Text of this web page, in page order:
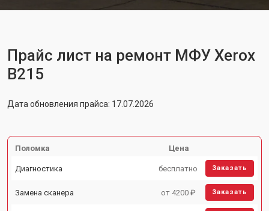
Прайс лист на ремонт МФУ Xerox
B215
Дата обновления прайса: 17.07.2026
Поломка Цена
Диагностика бесплатно Заказать
Замена сканера от 4200 ₽ Заказать